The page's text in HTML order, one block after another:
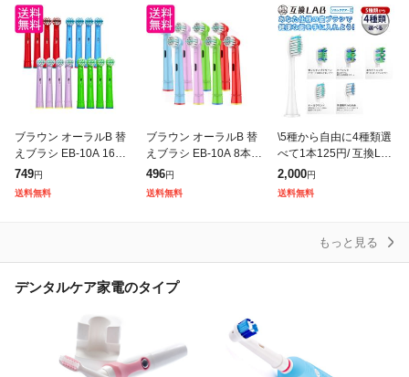
マルチ
ン ホワ
ブラウン オーラルB 替
えブラシ EB-10A 16本
セット 互換品 歯ブラシ
やわらかめ 子供用 キッ
ズ (管理S) 送料無料
749円
送料無料
ブラウン オーラルB 替
えブラシ EB-10A 8本セ
ット 互換品 歯ブラシ
やわらかめ 子供用 キッ
ズ (管理S) 送料無料
496円
送料無料
\5種から自由に4種類選
べて1本125円/ 互換LA
B ソニッケア替えブラ
シ 互換 フィリップス互
換 5種類から4種類選べ
2,000円
送料無料
もっと見る
デンタルケア家電のタイプ